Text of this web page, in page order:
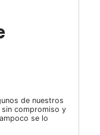
de nuestros
compromiso y
se lo